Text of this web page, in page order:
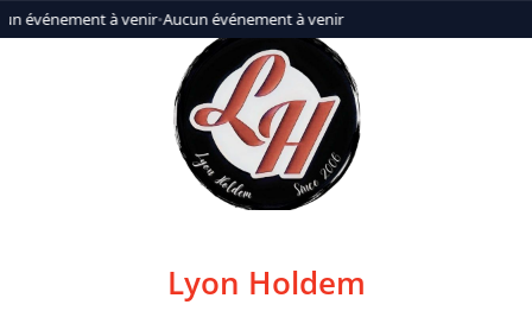
événement à venir•Aucun événement à venir
Aller
au
Lyon Holdem